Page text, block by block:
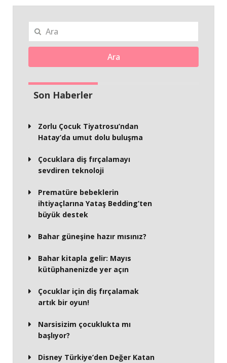
Ara
Son Haberler
Zorlu Çocuk Tiyatrosu’ndan
Hatay’da umut dolu buluşma
Çocuklara diş fırçalamayı
sevdiren teknoloji
Prematüre bebeklerin
ihtiyaçlarına Yataş Bedding’ten
büyük destek
Bahar güneşine hazır mısınız?
Bahar kitapla gelir: Mayıs
kütüphanenizde yer açın
Çocuklar için diş fırçalamak
artık bir oyun!
Narsisizim çocuklukta mı
başlıyor?
Disney Türkiye’den Değer Katan